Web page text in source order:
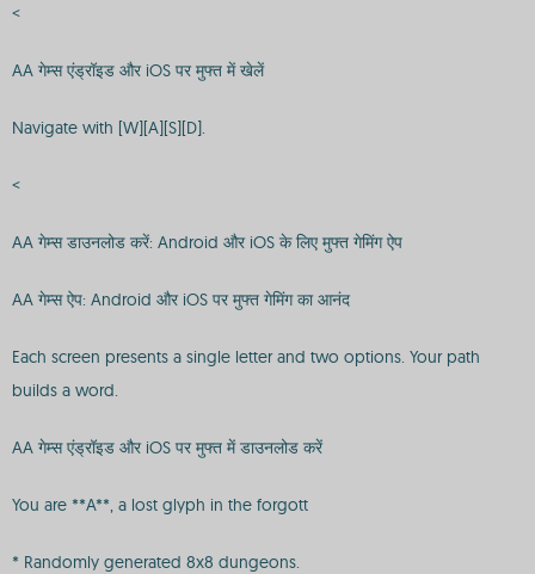
<
AA गेम्स एंड्रॉइड और iOS पर मुफ्त में खेलें
Navigate with [W][A][S][D].
<
AA गेम्स डाउनलोड करें: Android और iOS के लिए मुफ्त गेमिंग ऐप
AA गेम्स ऐप: Android और iOS पर मुफ्त गेमिंग का आनंद
Each screen presents a single letter and two options. Your path
builds a word.
AA गेम्स एंड्रॉइड और iOS पर मुफ्त में डाउनलोड करें
You are **A**, a lost glyph in the forgott
* Randomly generated 8x8 dungeons.